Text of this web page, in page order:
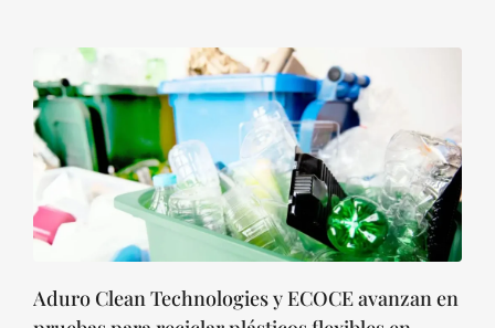
Aduro Clean Technologies y ECOCE avanzan en